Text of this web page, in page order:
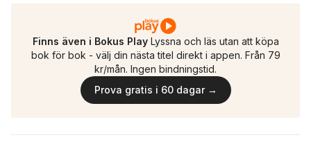
Finns även i Bokus Play Lyssna och läs utan att köpa
bok för bok - välj din nästa titel direkt i appen. Från 79
kr/mån. Ingen bindningstid.
Prova gratis i 60 dagar →